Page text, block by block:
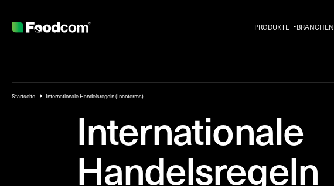
Startseite Internationale Handelsregeln (Incoterms)
Internationale
Handelsregeln
PRODUKTE BRANCHEN